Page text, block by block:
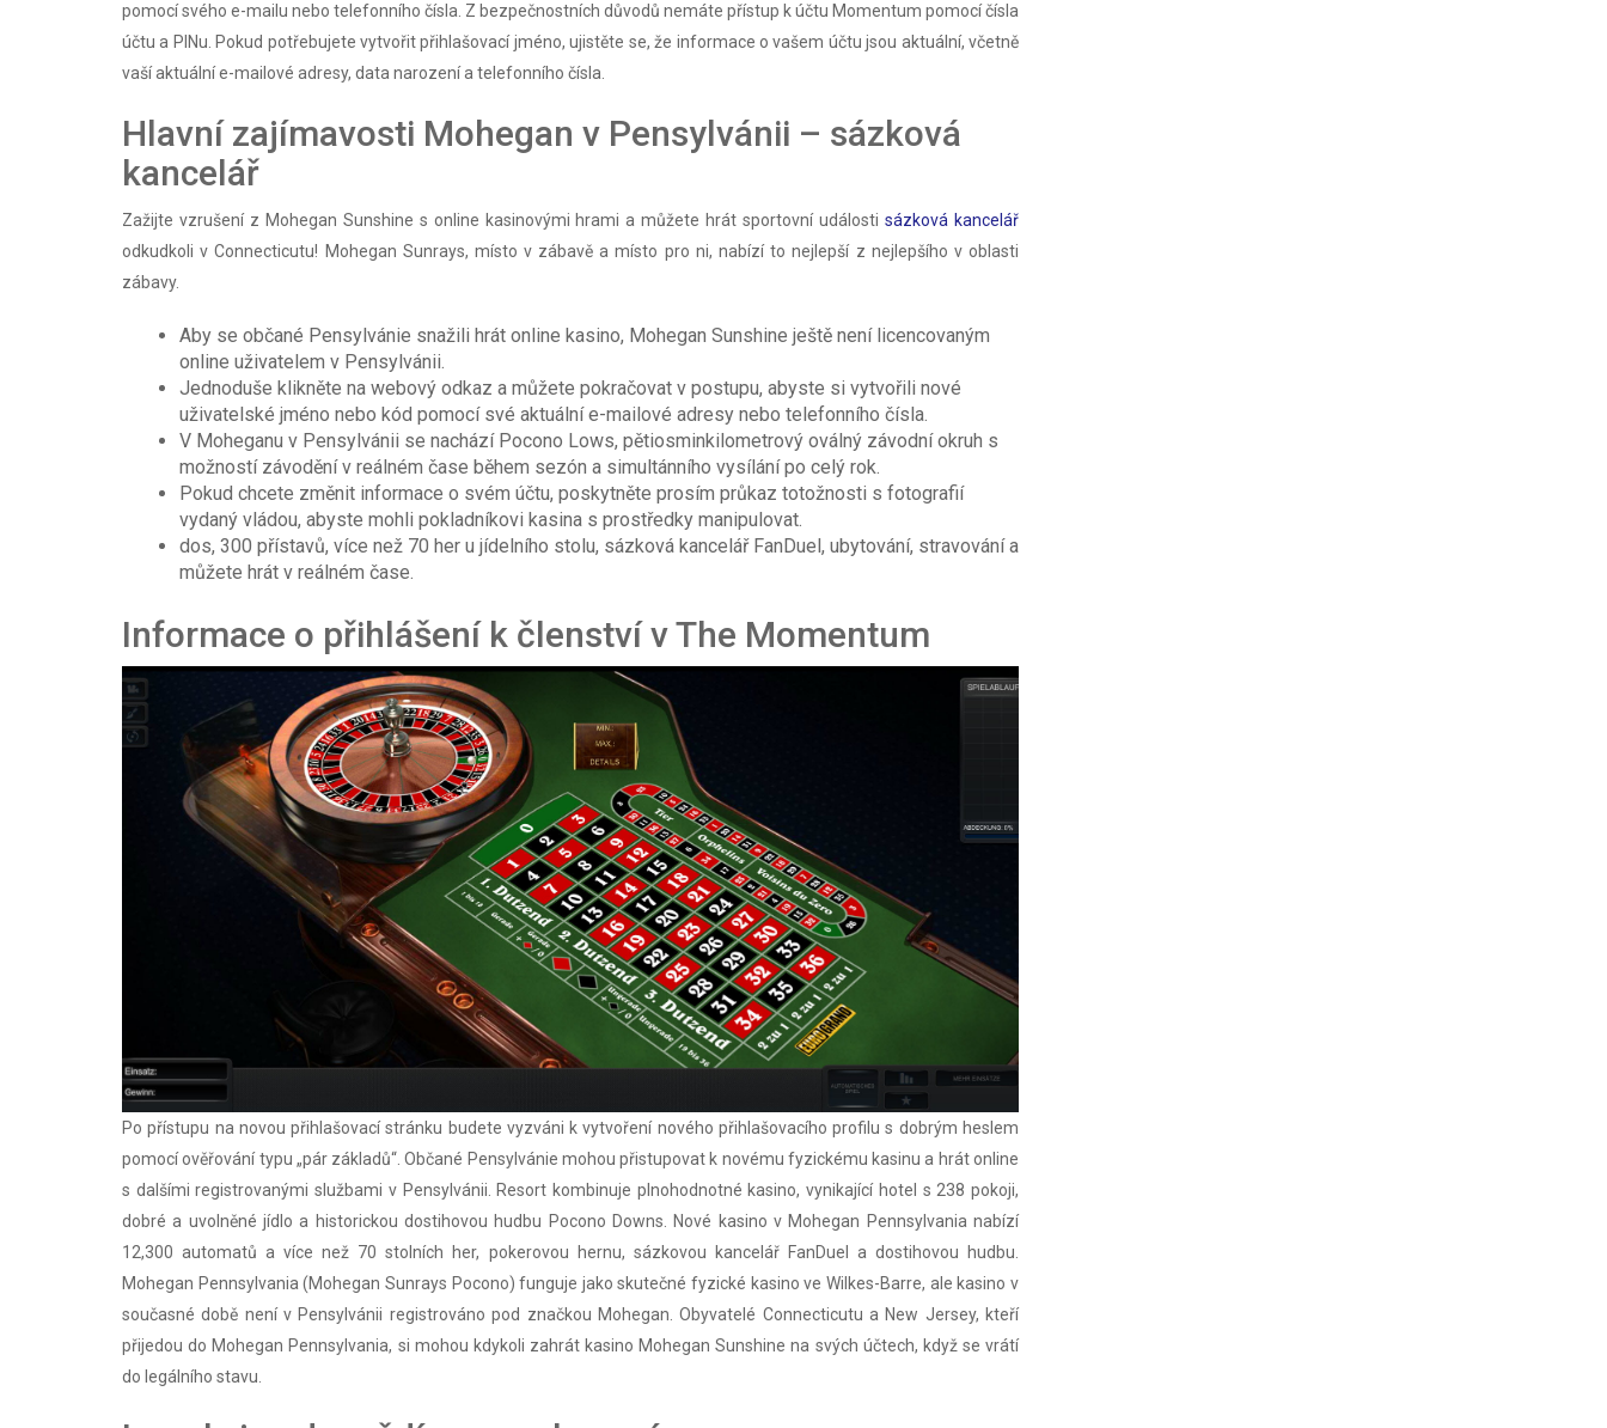
pomocí svého e-mailu nebo telefonního čísla. Z bezpečnostních důvodů nemáte přístup k účtu Momentum pomocí čísla
účtu a PINu. Pokud potřebujete vytvořit přihlašovací jméno, ujistěte se, že informace o vašem účtu jsou aktuální, včetně
vaší aktuální e-mailové adresy, data narození a telefonního čísla.
Hlavní zajímavosti Mohegan v Pensylvánii – sázková
kancelář
Zažijte vzrušení z Mohegan Sunshine s online kasinovými hrami a můžete hrát sportovní událostisázková kancelář
odkudkoli v Connecticutu! Mohegan Sunrays, místo v zábavě a místo pro ni, nabízí to nejlepší z nejlepšího v oblasti
zábavy.
Aby se občané Pensylvánie snažili hrát online kasino, Mohegan Sunshine ještě není licencovaným
online uživatelem v Pensylvánii.
Jednoduše klikněte na webový odkaz a můžete pokračovat v postupu, abyste si vytvořili nové
uživatelské jméno nebo kód pomocí své aktuální e-mailové adresy nebo telefonního čísla.
V Moheganu v Pensylvánii se nachází Pocono Lows, pětiosminkilometrový oválný závodní okruh s
možností závodění v reálném čase během sezón a simultánního vysílání po celý rok.
Pokud chcete změnit informace o svém účtu, poskytněte prosím průkaz totožnosti s fotografií
vydaný vládou, abyste mohli pokladníkovi kasina s prostředky manipulovat.
dos, 300 přístavů, více než 70 her u jídelního stolu, sázková kancelář FanDuel, ubytování, stravování a
můžete hrát v reálném čase.
Informace o přihlášení k členství v The Momentum
Po přístupu na novou přihlašovací stránku budete vyzváni k vytvoření nového přihlašovacího profilu s dobrým heslem
pomocí ověřování typu „pár základů“. Občané Pensylvánie mohou přistupovat k novému fyzickému kasinu a hrát online
s dalšími registrovanými službami v Pensylvánii. Resort kombinuje plnohodnotné kasino, vynikající hotel s 238 pokoji,
dobré a uvolněné jídlo a historickou dostihovou hudbu Pocono Downs. Nové kasino v Mohegan Pennsylvania nabízí
12,300 automatů a více než 70 stolních her, pokerovou hernu, sázkovou kancelář FanDuel a dostihovou hudbu.
Mohegan Pennsylvania (Mohegan Sunrays Pocono) funguje jako skutečné fyzické kasino ve Wilkes-Barre, ale kasino v
současné době není v Pensylvánii registrováno pod značkou Mohegan. Obyvatelé Connecticutu a New Jersey, kteří
přijedou do Mohegan Pennsylvania, si mohou kdykoli zahrát kasino Mohegan Sunshine na svých účtech, když se vrátí
do legálního stavu.